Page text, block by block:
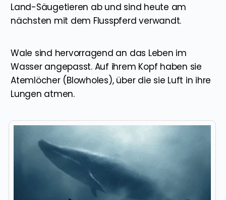
Land-Säugetieren ab und sind heute am
nächsten mit dem Flusspferd verwandt.
Wale sind hervorragend an das Leben im
Wasser angepasst. Auf ihrem Kopf haben sie
Atemlöcher (Blowholes), über die sie Luft in ihre
Lungen atmen.